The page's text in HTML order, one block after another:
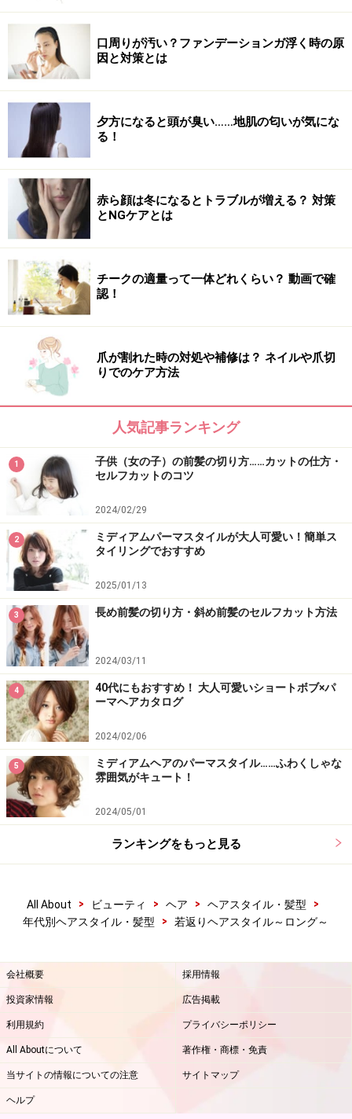
口周りが汚い？ファンデーションガ浮く時の原
因と対策とは
夕方になると頭が臭い……地肌の匂いが気にな
る！
赤ら顔は冬になるとトラブルが増える？ 対策
とNGケアとは
チークの適量って一体どれくらい？ 動画で確
認！
爪が割れた時の対処や補修は？ ネイルや爪切
りでのケア方法
人気記事ランキング
1
子供（女の子）の前髪の切り方……カットの仕方・
セルフカットのコツ
2024/02/29
2
ミディアムパーマスタイルが大人可愛い！簡単ス
タイリングでおすすめ
2025/01/13
3 長め前髪の切り方・斜め前髪のセルフカット方法
2024/03/11
4
40代にもおすすめ！ 大人可愛いショートボブ×パ
ーマヘアカタログ
2024/02/06
5
ミディアムヘアのパーマスタイル……ふわくしゃな
雰囲気がキュート！
2024/05/01
ランキングをもっと見る
All About > ビューティ > ヘア > ヘアスタイル・髪型
>
年代別ヘアスタイル・髪型
> 若返りヘアスタイル～ロング～
会社概要 採用情報
投資家情報 広告掲載
利用規約 プライバシーポリシー
All Aboutについて 著作権・商標・免責
当サイトの情報についての注意 サイトマップ
ヘルプ